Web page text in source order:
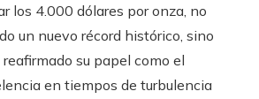
los 4.000 dólares por onza, no
un nuevo récord histórico, sino
su papel como el
en tiempos de turbulencia